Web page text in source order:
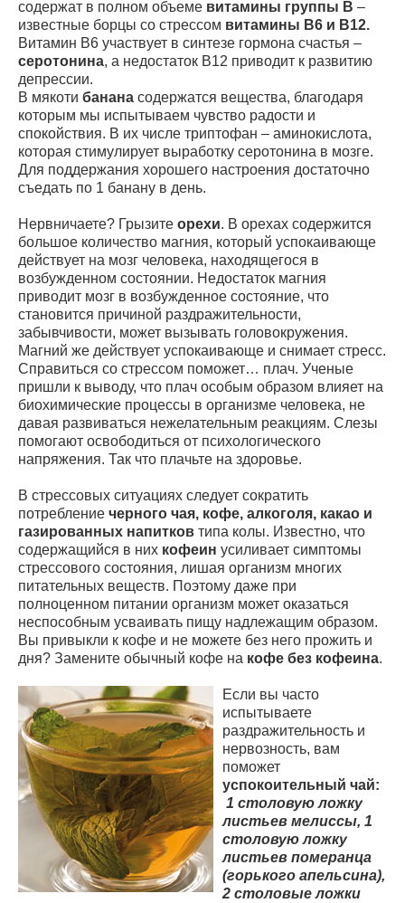
содержат в полном объеме витамины группы В –
известные борцы со стрессом витамины В6 и В12.
Витамин В6 участвует в синтезе гормона счастья –
серотонина, а недостаток В12 приводит к развитию
депрессии.
В мякоти банана содержатся вещества, благодаря
которым мы испытываем чувство радости и
спокойствия. В их числе триптофан – аминокислота,
которая стимулирует выработку серотонина в мозге.
Для поддержания хорошего настроения достаточно
съедать по 1 банану в день.
Нервничаете? Грызите орехи. В орехах содержится
большое количество магния, который успокаивающе
действует на мозг человека, находящегося в
возбужденном состоянии. Недостаток магния
приводит мозг в возбужденное состояние, что
становится причиной раздражительности,
забывчивости, может вызывать головокружения.
Магний же действует успокаивающе и снимает стресс.
Справиться со стрессом поможет… плач. Ученые
пришли к выводу, что плач особым образом влияет на
биохимические процессы в организме человека, не
давая развиваться нежелательным реакциям. Слезы
помогают освободиться от психологического
напряжения. Так что плачьте на здоровье.
В стрессовых ситуациях следует сократить
потребление черного чая, кофе, алкоголя, какао и
газированных напитков типа колы. Известно, что
содержащийся в них кофеин усиливает симптомы
стрессового состояния, лишая организм многих
питательных веществ. Поэтому даже при
полноценном питании организм может оказаться
неспособным усваивать пищу надлежащим образом.
Вы привыкли к кофе и не можете без него прожить и
дня? Замените обычный кофе на кофе без кофеина.
Если вы часто
испытываете
раздражительность и
нервозность, вам
поможет
успокоительный чай:
1 столовую ложку
листьев мелиссы, 1
столовую ложку
листьев померанца
(горького апельсина),
2 столовые ложки